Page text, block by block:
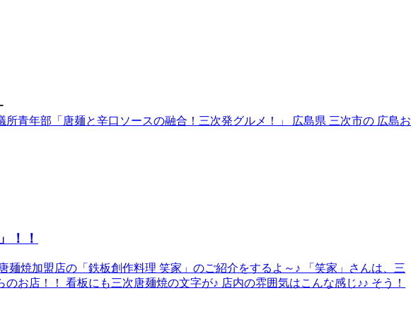
所青年部「唐麺と辛口ソースの融合！三次発グルメ！」 広島県 三次市の 広島お
！！
麺焼加盟店の「鉄板創作料理 笑家」のご紹介をするよ～♪ 「笑家」さんは、三
お店！！ 看板にも三次唐麺焼の文字が♪ 店内の雰囲気はこんな感じ♪♪ そう！